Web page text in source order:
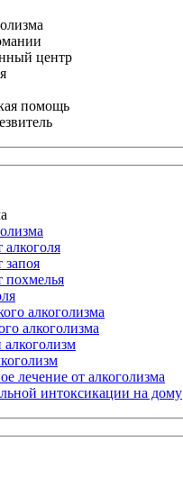
центр
помощь
запоя
похмелья
алкоголизма
алкоголизма
лечение от алкоголизма
интоксикации на дому